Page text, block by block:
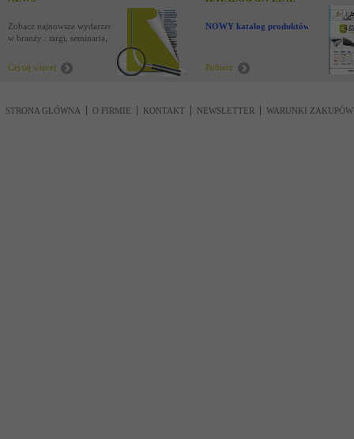
Zobacz najnowsze wydarzenia
w branży : targi, seminaria,
Czytaj więcej
NOWY katalog produktów !
Pobierz
STRONA GŁÓWNA O FIRMIE KONTAKT NEWSLETTER WARUNKI ZAKUPÓW